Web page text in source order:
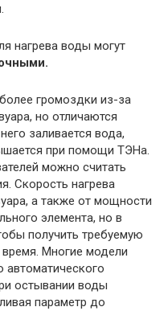
нагрева воды могут
более громоздки из-за
но отличаются
заливается вода,
при помощи ТЭНа.
можно считать
Скорость нагрева
а также от мощности
элемента, но в
получить требуемую
время. Многие модели
остывании воды
параметр до